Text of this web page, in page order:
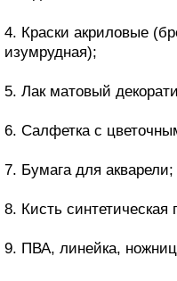
4. Краски акриловые
изумрудная);
5. Лак матовый
6. Салфетка с
7. Бумага для акварели;
8. Кисть синтетическая
9. ПВА, линейка,